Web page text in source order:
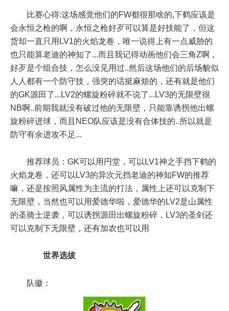
比赛心得:这场感觉他们的FW都很那啥的,下鹤应该是
会永恒之枪的啊，永恒之枪好歹可以算是好技能了，但这
货却一直只用LV1的火焰龙卷，唯一说得上有一点威胁的
也只能算老迪的神知了...而且我记得动画他们会三角Z啊，
好歹是个组合技，怎么没见用过..然后这场他们的后场貌似
人人都有一个防守技，强突的话挺麻烦的，还有就是他们
的GK源田了...LV2的螺旋粉碎就不说了...LV3的无限壁很
NB啊..前期我就没有破过他的无限壁，只能靠诱拐他出螺
旋粉碎进球，而且NEO队应该是没有合体技的..所以就是
防守有余进攻不足...
推荐球员：GK可以用円堂，可以LV1神之手挡下鹤的
火焰龙卷，还可以LV3的异次元挡老迪的神知FW的推荐
嘛，还是按照风属性为主流的打法，属性上还可以克制下
无限壁，当然也可以用爱德华啦，爱德华的LV2是山属性
的圣骑士逆袭，可以诱拐源田出螺旋粉碎，LV3的圣剑还
可以克制下无限壁，还有加农也可以用
世界选拔
队徽：